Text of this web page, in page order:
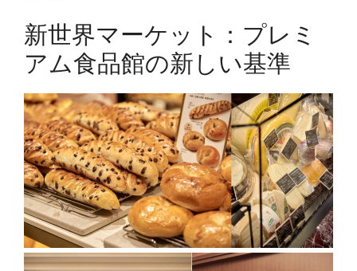
新世界マーケット：プレミ
アム食品館の新しい基準